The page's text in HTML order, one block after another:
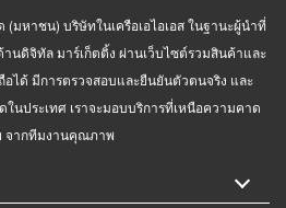
(มหาชน) บริษัทในเครือเอไอเอส ในฐานะผู้นำที่
ดิจิทัล มาร์เก็ตติ้ง ผ่านเว็บไซต์รวมสินค้าและ
อได้ มีการตรวจสอบและยืนยันตัวตนจริง และ
นประเทศ เราจะมอบบริการที่เหนือความคาด
จากทีมงานคุณภาพ